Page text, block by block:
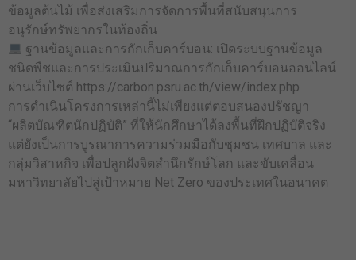
ข้อมูลต้นไม้ เพื่อส่งเสริมการจัดการพื้นที่สนับสนุนการ
อนุรักษ์ทรัพยากรในท้องถิ่น
ฐานข้อมูลและการกักเก็บคาร์บอน: เปิดระบบฐานข้อมูล
ชนิดพืชและการประเมินปริมาณการกักเก็บคาร์บอนออนไลน์
ผ่านเว็บไซต์ https://carbon.psru.ac.th/view/index.php
การดำเนินโครงการเหล่านี้ไม่เพียงแต่ตอบสนองปรัชญา
“ผลิตบัณฑิตนักปฏิบัติ” ที่ให้นักศึกษาได้ลงพื้นที่ฝึกปฏิบัติจริง
แต่ยังเป็นการบูรณาการความร่วมมือกับชุมชน เทศบาล และ
กลุ่มวิสาหกิจ เพื่อปลูกฝังจิตสำนึกรักษ์โลก และขับเคลื่อน
มหาวิทยาลัยไปสู่เป้าหมาย Net Zero ของประเทศในอนาคต